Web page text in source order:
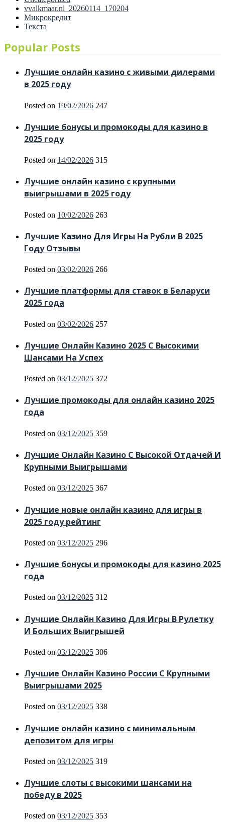
vvalkmaar.nl_20260114_170204
Микрокредит
Текста
Popular Posts
Лучшие онлайн казино с живыми дилерами
в 2025 году
Posted on 19/02/2026 247
Лучшие бонусы и промокоды для казино в
2025 году
Posted on 14/02/2026 315
Лучшие онлайн казино с крупными
выигрышами в 2025 году
Posted on 10/02/2026 263
Лучшие Казино Для Игры На Рубли В 2025
Году Отзывы
Posted on 03/02/2026 266
Лучшие платформы для ставок в Беларуси
2025 года
Posted on 03/02/2026 257
Лучшие Онлайн Казино 2025 С Высокими
Шансами На Успех
Posted on 03/12/2025 372
Лучшие промокоды для онлайн казино 2025
года
Posted on 03/12/2025 359
Лучшие Онлайн Казино С Высокой Отдачей И
Крупными Выигрышами
Posted on 03/12/2025 367
Лучшие новые онлайн казино для игры в
2025 году рейтинг
Posted on 03/12/2025 296
Лучшие бонусы и промокоды для казино 2025
года
Posted on 03/12/2025 312
Лучшие Онлайн Казино Для Игры В Рулетку
И Больших Выигрышей
Posted on 03/12/2025 306
Лучшие Онлайн Казино России С Крупными
Выигрышами 2025
Posted on 03/12/2025 338
Лучшие онлайн казино с минимальным
депозитом для игры
Posted on 03/12/2025 319
Лучшие слоты с высокими шансами на
победу в 2025
Posted on 03/12/2025 353